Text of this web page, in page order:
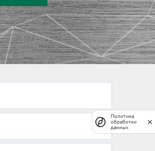
Политика
обработки
данных